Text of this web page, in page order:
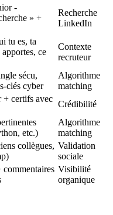
-
» +
Recherche
LinkedIn
tu es, ta
ce
Contexte
recruteur
sécu,
clés cyber
Algorithme
matching
+ certifs avec
Crédibilité
etc.)
Algorithme
matching
collègues, Validation
sociale
commentaires Visibilité
organique